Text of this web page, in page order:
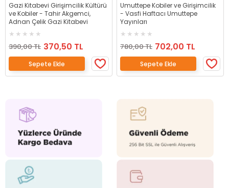
Gazi Kitabevi Girişimcilik Kültürü
ve Kobiler - Tahir Akgemci,
Adnan Çelik Gazi Kitabevi
390,00 TL 370,50 TL
Sepete Ekle
Umuttepe Kobiler ve Girişimcilik
- Vasfi Haftacı Umuttepe
Yayınları
780,00 TL 702,00 TL
Sepete Ekle